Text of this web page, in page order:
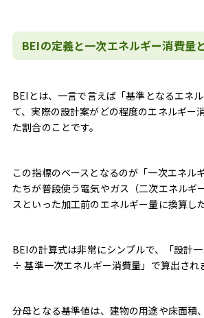
BEIの定義と一次エネルギー消費量
BEIとは、一言で言えば「基準となるエネ
て、実際の設計案がどの程度のエネルギー
た割合のことです。
この指標のベースとなるのが「一次エネル
たちが普段使う電気やガス（二次エネルギ
スといった加工前のエネルギー量に換算し
BEIの計算式は非常にシンプルで、「設計
÷ 基準一次エネルギー消費量」で算出され
分母となる基準値は、建物の用途や床面積